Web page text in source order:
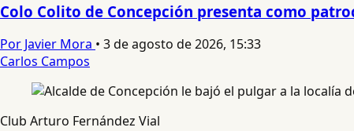
Colo Colito de Concepción presenta como
Por Javier Mora • 3 de agosto de 2026, 15:33
Carlos Campos
Club Arturo Fernández Vial